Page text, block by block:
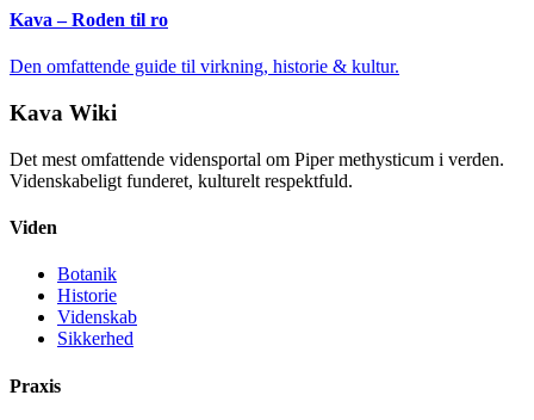
Kava – Roden til ro
Den omfattende guide til virkning, historie & kultur.
Kava Wiki
Det mest omfattende vidensportal om Piper methysticum i verden.
Videnskabeligt funderet, kulturelt respektfuld.
Viden
Botanik
Historie
Videnskab
Sikkerhed
Praxis